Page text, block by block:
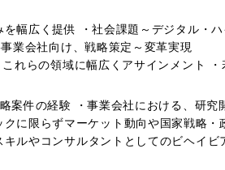
幅広く提供 ・社会課題～デジタル・
会社向け、戦略策定～変革実現 -
の領域に幅広くアサインメント ・
おります。 ・業界を問わず、ITでは
ディスカッションを行い、クライア
案件の経験 ・事業会社における、研
ルやコンサルタントとしてのビヘイ